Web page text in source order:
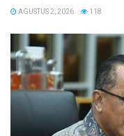
AGUSTUS 2, 2026 118